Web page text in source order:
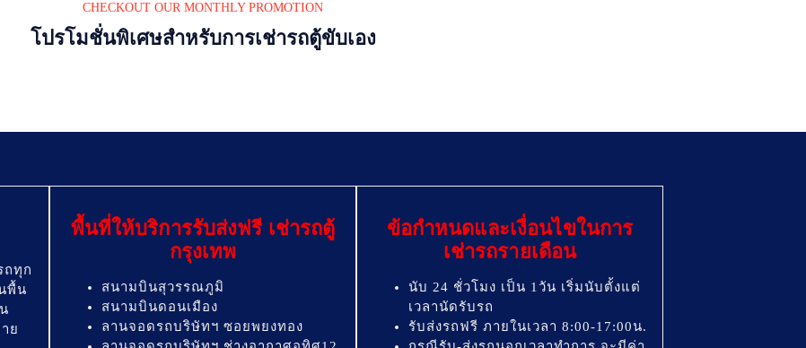
CHECKOUT OUR MONTHLY PROMOTION
โปรโมชั่นพิเศษสำหรับการเช่ารถตู้ขับเอง
ถทุก
พื้น
ย
พื้นที่ให้บริการรับส่งฟรี เช่ารถตู้
กรุงเทพ
สนามบินสุวรรณภูมิ
สนามบินดอนเมือง
ลานจอดรถบริษัทฯ ซอยพยงทอง
ข้อกำหนดและเงื่อนไขในการ
เช่ารถรายเดือน
นับ 24 ชั่วโมง เป็น 1วัน เริ่มนับตั้งแต่
เวลานัดรับรถ
รับส่งรถฟรี ภายในเวลา 8:00-17:00น.